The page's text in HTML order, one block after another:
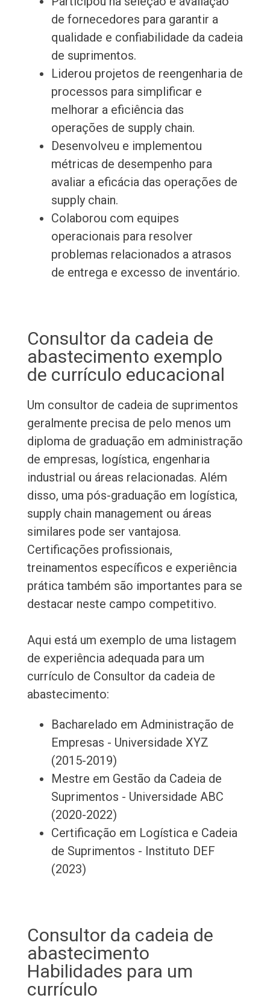
de fornecedores para garantir a
qualidade e confiabilidade da cadeia
de suprimentos.
Liderou projetos de reengenharia de
processos para simplificar e
melhorar a eficiência das
operações de supply chain.
Desenvolveu e implementou
métricas de desempenho para
avaliar a eficácia das operações de
supply chain.
Colaborou com equipes
operacionais para resolver
problemas relacionados a atrasos
de entrega e excesso de inventário.
Consultor da cadeia de
abastecimento exemplo
de currículo educacional
Um consultor de cadeia de suprimentos
geralmente precisa de pelo menos um
diploma de graduação em administração
de empresas, logística, engenharia
industrial ou áreas relacionadas. Além
disso, uma pós-graduação em logística,
supply chain management ou áreas
similares pode ser vantajosa.
Certificações profissionais,
treinamentos específicos e experiência
prática também são importantes para se
destacar neste campo competitivo.
Aqui está um exemplo de uma listagem
de experiência adequada para um
currículo de Consultor da cadeia de
abastecimento:
Bacharelado em Administração de
Empresas - Universidade XYZ
(2015-2019)
Mestre em Gestão da Cadeia de
Suprimentos - Universidade ABC
(2020-2022)
Certificação em Logística e Cadeia
de Suprimentos - Instituto DEF
(2023)
Consultor da cadeia de
abastecimento
Habilidades para um
currículo